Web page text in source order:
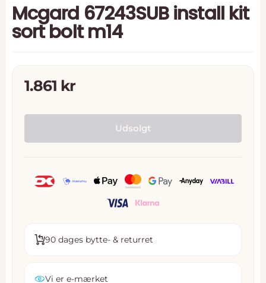
Mcgard 67243SUB install kit
sort bolt m14
Tilbudspris
1.861 kr
Udsolgt
90 dages bytte- & returret
Vi er e-mærket